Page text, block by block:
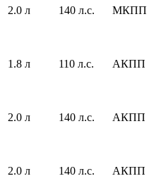
2.0 л 140 л.с. МКПП
1.8 л 110 л.с. АКПП
2.0 л 140 л.с. АКПП
2.0 л 140 л.с. АКПП